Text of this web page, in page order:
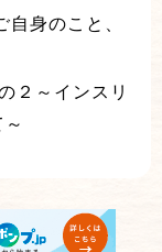
身のこと、
２～インスリ